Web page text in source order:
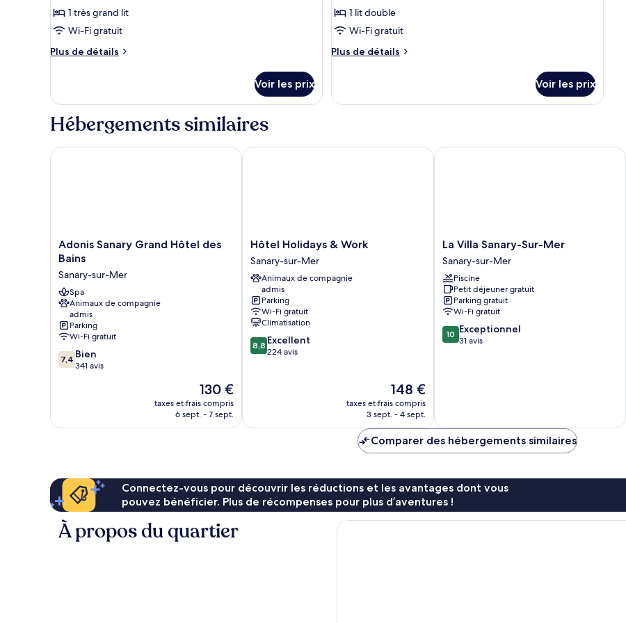
type
de
chambre :
Chambre
balcon,
vue
1 très grand lit
Wi-Fi gratuit
Plus de détails
Plus
le
type
de
Chambre
Voir les prix
type
de
chambre :
Chambre
balcon,
1 lit double
Wi-Fi gratuit
Plus de détails
Plus
le
Chambre
Voir les prix
Hébergements similaires
Adonis
Sanary
Hôtel
des
Bains
Sanary-
sur-
Mer
Adonis Sanary Grand Hôtel des
Bains
Sanary-sur-Mer
Spa
Animaux de compagnie
admis
Parking
Wi-Fi gratuit
7.4
sur
7,4 Bien
341 avis
Le
nouveau
prix
130 €
taxes et frais compris
6 sept. - 7 sept.
Adonis Sanary Grand Hôtel des Bains
Hôtel
Holidays
&
Work
Sanary-
sur-
Mer
Hôtel Holidays & Work
Sanary-sur-Mer
Animaux de compagnie
admis
Parking
Wi-Fi gratuit
Climatisation
8.8
sur
8,8 Excellent
224 avis
Le
nouveau
prix
de
148 €
148 €
taxes et frais compris
3 sept. - 4 sept.
Hôtel Holidays & Work
La
Villa
Sanary-
Sur-
Mer
Sanary-
sur-
Mer
La Villa Sanary-Sur-Mer
Sanary-sur-Mer
Piscine
Petit déjeuner gratuit
Parking gratuit
Wi-Fi gratuit
10.0
sur
10 Exceptionnel
31 avis
La Villa Sanary-Sur-Mer
Comparer des hébergements similaires
Connectez-vous pour découvrir les réductions et les avantages dont vous
pouvez bénéficier. Plus de récompenses pour plus d’aventures !
À propos du quartier